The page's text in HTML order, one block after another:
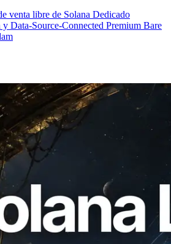
venta libre de Solana Dedicado
y Data-Source-Connected Premium Bare